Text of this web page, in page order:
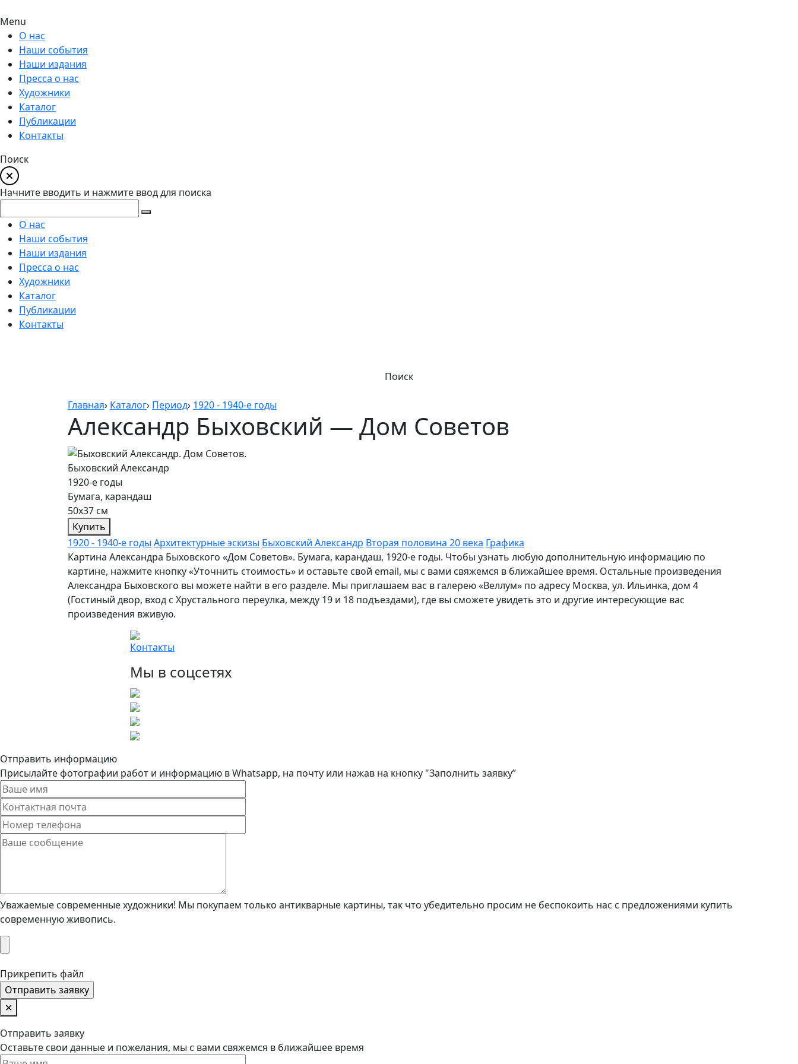
Menu
О нас
Наши события
Наши издания
Пресса о нас
Художники
Каталог
Публикации
Контакты
Поиск
Начните вводить и нажмите ввод для поиска
О нас
Наши события
Наши издания
Пресса о нас
Художники
Каталог
Публикации
Контакты
Поиск
Главная› Каталог› Период› 1920 - 1940-е годы
Александр Быховский — Дом Советов
Быховский Александр
1920-е годы
Бумага, карандаш
50х37 см
Купить
1920 - 1940-е годы Архитектурные эскизы Быховский Александр Вторая половина 20 века Графика
Картина Александра Быховского «Дом Советов». Бумага, карандаш, 1920-е годы. Чтобы узнать любую дополнительную информацию по
картине, нажмите кнопку «Уточнить стоимость» и оставьте свой email, мы с вами свяжемся в ближайшее время. Остальные произведения
Александра Быховского вы можете найти в его разделе. Мы приглашаем вас в галерею «Веллум» по адресу Москва, ул. Ильинка, дом 4
(Гостиный двор, вход с Хрустального переулка, между 19 и 18 подъездами), где вы сможете увидеть это и другие интересующие вас
произведения вживую.
Контакты
Мы в соцсетях
Отправить информацию
Присылайте фотографии работ и информацию в Whatsapp, на почту или нажав на кнопку "Заполнить заявку”
Уважаемые современные художники! Мы покупаем только антикварные картины, так что убедительно просим не беспокоить нас с предложениями купить
современную живопись.
Прикрепить файл
✕
Отправить заявку
Оставьте свои данные и пожелания, мы с вами свяжемся в ближайшее время